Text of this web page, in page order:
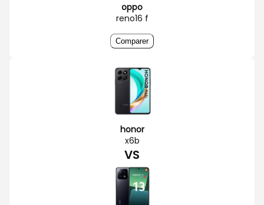
oppo
reno16 f
Comparer
honor
x6b
VS